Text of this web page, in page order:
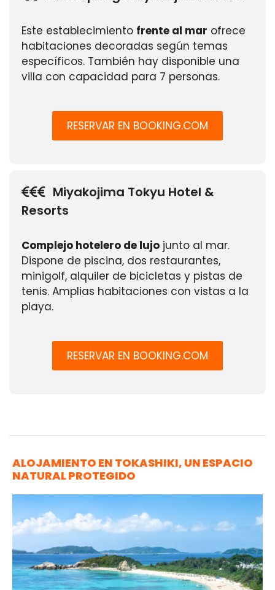
Este establecimiento frente al mar ofrece
habitaciones decoradas según temas
específicos. También hay disponible una
villa con capacidad para 7 personas.
RESERVAR EN BOOKING.COM
Miyakojima Tokyu Hotel &
Resorts
Complejo hotelero de lujo junto al mar.
Dispone de piscina, dos restaurantes,
minigolf, alquiler de bicicletas y pistas de
tenis. Amplias habitaciones con vistas a la
playa.
RESERVAR EN BOOKING.COM
ALOJAMIENTO EN TOKASHIKI, UN ESPACIO
NATURAL PROTEGIDO